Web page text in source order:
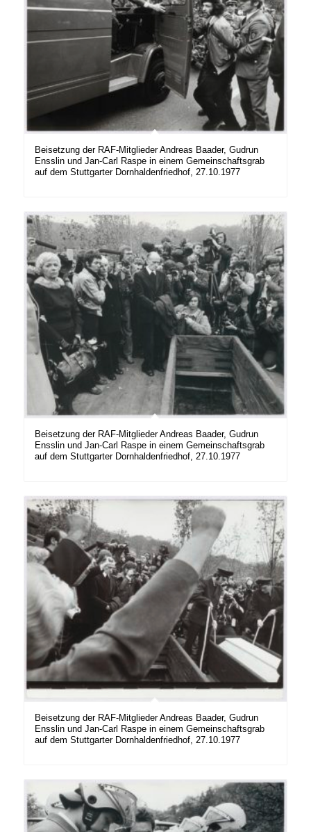
Beisetzung der RAF-Mitglieder Andreas Baader, Gudrun
Ensslin und Jan-Carl Raspe in einem Gemeinschaftsgrab
auf dem Stuttgarter Dornhaldenfriedhof, 27.10.1977
Beisetzung der RAF-Mitglieder Andreas Baader, Gudrun
Ensslin und Jan-Carl Raspe in einem Gemeinschaftsgrab
auf dem Stuttgarter Dornhaldenfriedhof, 27.10.1977
Beisetzung der RAF-Mitglieder Andreas Baader, Gudrun
Ensslin und Jan-Carl Raspe in einem Gemeinschaftsgrab
auf dem Stuttgarter Dornhaldenfriedhof, 27.10.1977